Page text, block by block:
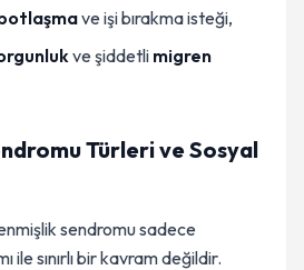
ve işi bırakma isteği,
ve şiddetli migren
Türleri ve Sosyal
sendromu sadece
ile sınırlı bir kavram değildir.